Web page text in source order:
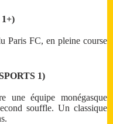
Paris FC, en pleine course
1)
équipe monégasque
souffle. Un classique